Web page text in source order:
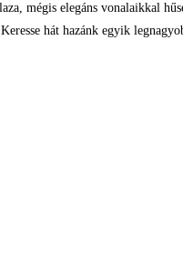
mégis elegáns vonalaikkal
hát hazánk egyik